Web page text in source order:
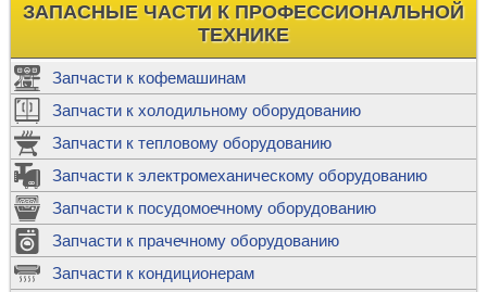
ЗАПАСНЫЕ ЧАСТИ К ПРОФЕССИОНАЛЬНОЙ
ТЕХНИКЕ
Запчасти к кофемашинам
Запчасти к холодильному оборудованию
Запчасти к тепловому оборудованию
Запчасти к электромеханическому оборудованию
Запчасти к посудомоечному оборудованию
Запчасти к прачечному оборудованию
Запчасти к кондиционерам